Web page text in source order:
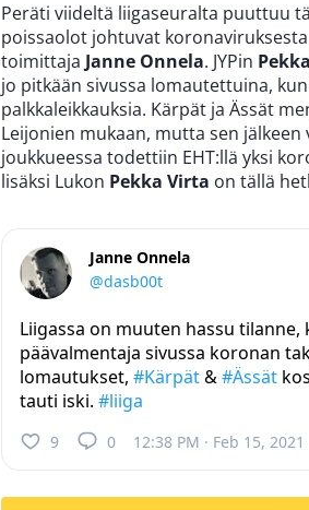
Peräti viideltä liigaseuralta puuttuu
poissaolot johtuvat
toimittaja Janne Onnela. JYPin
jo pitkään sivussa lomautettuina,
palkkaleikkauksia. Kärpät ja Ässät
Leijonien mukaan, mutta sen
joukkueessa todettiin EHT:llä yksi
lisäksi Lukon Pekka Virta on tällä
Janne Onnela
@dasb00t
Liigassa on muuten hassu
päävalmentaja sivussa koronan
lomautukset, #Kärpät&#Ässät
tauti iski. #liiga
9 0 12:38 PM · Feb 15, 2021